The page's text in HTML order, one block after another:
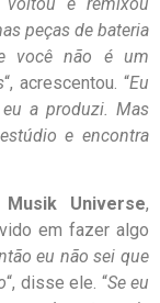
peças de bateria
você não é um
“, acrescentou. “Eu
a produzi. Mas
e encontra
Musik Universe,
em fazer algo
eu não sei que
“, disse ele. “Se eu